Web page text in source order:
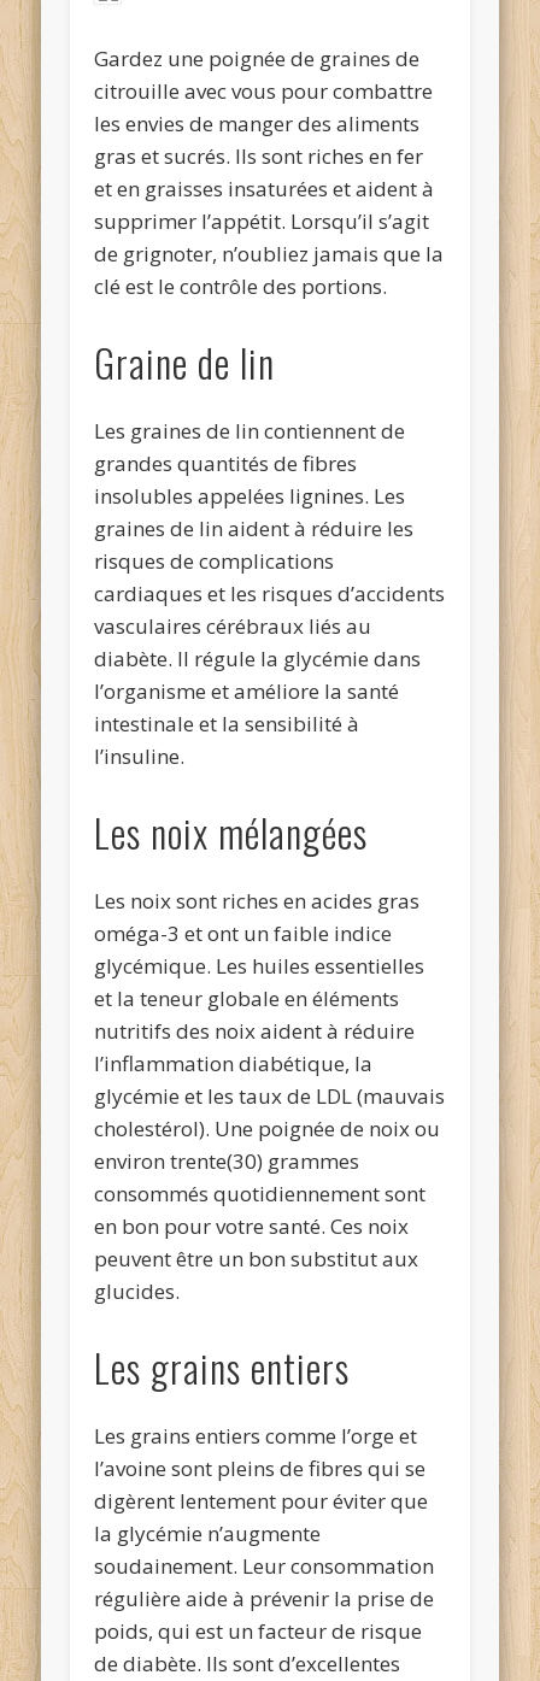
Gardez une poignée de graines de
citrouille avec vous pour combattre
les envies de manger des aliments
gras et sucrés. Ils sont riches en fer
et en graisses insaturées et aident à
supprimer l’appétit. Lorsqu’il s’agit
de grignoter, n’oubliez jamais que la
clé est le contrôle des portions.
Graine de lin
Les graines de lin contiennent de
grandes quantités de fibres
insolubles appelées lignines. Les
graines de lin aident à réduire les
risques de complications
cardiaques et les risques d’accidents
vasculaires cérébraux liés au
diabète. Il régule la glycémie dans
l’organisme et améliore la santé
intestinale et la sensibilité à
l’insuline.
Les noix mélangées
Les noix sont riches en acides gras
oméga-3 et ont un faible indice
glycémique. Les huiles essentielles
et la teneur globale en éléments
nutritifs des noix aident à réduire
l’inflammation diabétique, la
glycémie et les taux de LDL (mauvais
cholestérol). Une poignée de noix ou
environ trente(30) grammes
consommés quotidiennement sont
en bon pour votre santé. Ces noix
peuvent être un bon substitut aux
glucides.
Les grains entiers
Les grains entiers comme l’orge et
l’avoine sont pleins de fibres qui se
digèrent lentement pour éviter que
la glycémie n’augmente
soudainement. Leur consommation
régulière aide à prévenir la prise de
poids, qui est un facteur de risque
de diabète. Ils sont d’excellentes